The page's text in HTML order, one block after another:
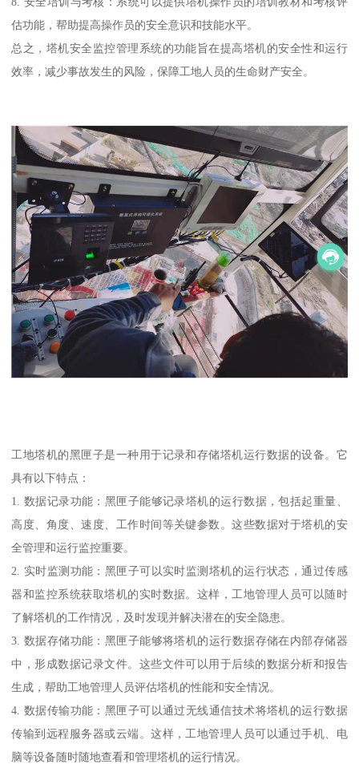
估功能，帮助提高操作员的安全意识和技能水平。
总之，塔机安全监控管理系统的功能旨在提高塔机的安全性和运行
效率，减少事故发生的风险，保障工地人员的生命财产安全。
工地塔机的黑匣子是一种用于记录和存储塔机运行数据的设备。它
具有以下特点：
1. 数据记录功能：黑匣子能够记录塔机的运行数据，包括起重量、
高度、角度、速度、工作时间等关键参数。这些数据对于塔机的安
全管理和运行监控重要。
2. 实时监测功能：黑匣子可以实时监测塔机的运行状态，通过传感
器和监控系统获取塔机的实时数据。这样，工地管理人员可以随时
了解塔机的工作情况，及时发现并解决潜在的安全隐患。
3. 数据存储功能：黑匣子能够将塔机的运行数据存储在内部存储器
中，形成数据记录文件。这些文件可以用于后续的数据分析和报告
生成，帮助工地管理人员评估塔机的性能和安全情况。
4. 数据传输功能：黑匣子可以通过无线通信技术将塔机的运行数据
传输到远程服务器或云端。这样，工地管理人员可以通过手机、电
脑等设备随时随地查看和管理塔机的运行情况。